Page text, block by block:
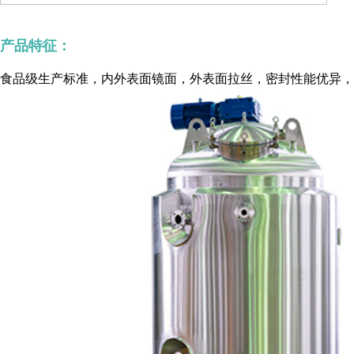
产品特征：
食品级生产标准，内外表面镜面，外表面拉丝，密封性能优异